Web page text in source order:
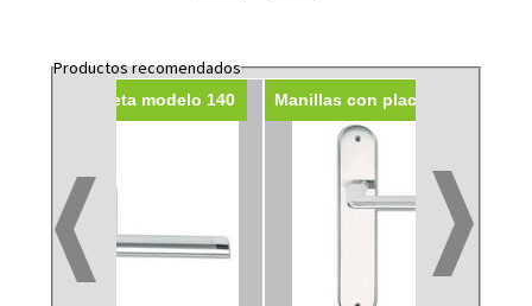
Productos recomendados
Manilla roseta modelo 140 Manillas con placa modelo 140